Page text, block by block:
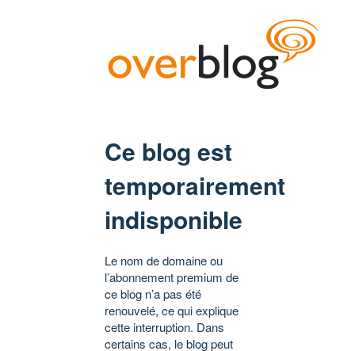
Ce blog est
temporairement
indisponible
Le nom de domaine ou
l’abonnement premium de
ce blog n’a pas été
renouvelé, ce qui explique
cette interruption. Dans
certains cas, le blog peut